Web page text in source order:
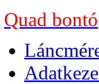
Quad bontó